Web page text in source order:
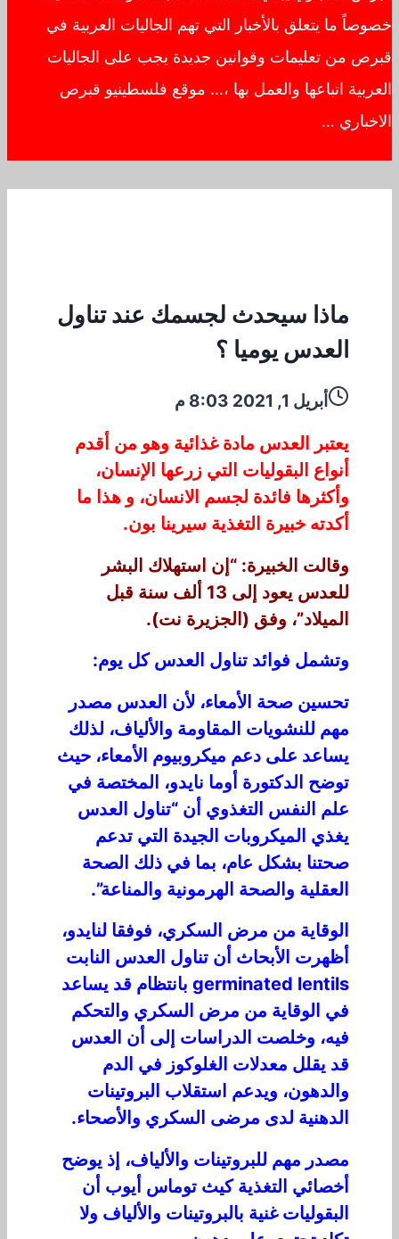
خصوصاً ما يتعلق بالأخبار التي تهم الجاليات العربية في
قبرص من تعليمات وقوانين جديدة يجب على الجاليات
العربية اتباعها والعمل بها ،… موقع فلسطينيو قبرص
الاخباري …
ماذا سيحدث لجسمك عند تناول
العدس يوميا ؟
أبريل 1, 2021 8:03 م
يعتبر العدس مادة غذائية وهو من أقدم
أنواع البقوليات التي زرعها الإنسان،
وأكثرها فائدة لجسم الانسان، و هذا ما
أكدته خبيرة التغذية سيرينا بون.
وقالت الخبيرة: “إن استهلاك البشر
للعدس يعود إلى 13 ألف سنة قبل
الميلاد”، وفق (الجزيرة نت).
وتشمل فوائد تناول العدس كل يوم:
تحسين صحة الأمعاء، لأن العدس مصدر
مهم للنشويات المقاومة والألياف، لذلك
يساعد على دعم ميكروبيوم الأمعاء، حيث
توضح الدكتورة أوما نايدو، المختصة في
علم النفس التغذوي أن “تناول العدس
يغذي الميكروبات الجيدة التي تدعم
صحتنا بشكل عام، بما في ذلك الصحة
العقلية والصحة الهرمونية والمناعة”.
الوقاية من مرض السكري، فوفقا لنايدو،
أظهرت الأبحاث أن تناول العدس النابت
germinated lentils بانتظام قد يساعد
في الوقاية من مرض السكري والتحكم
فيه، وخلصت الدراسات إلى أن العدس
قد يقلل معدلات الغلوكوز في الدم
والدهون، ويدعم استقلاب البروتينات
الدهنية لدى مرضى السكري والأصحاء.
مصدر مهم للبروتينات والألياف، إذ يوضح
أخصائي التغذية كيث توماس أيوب أن
البقوليات غنية بالبروتينات والألياف ولا